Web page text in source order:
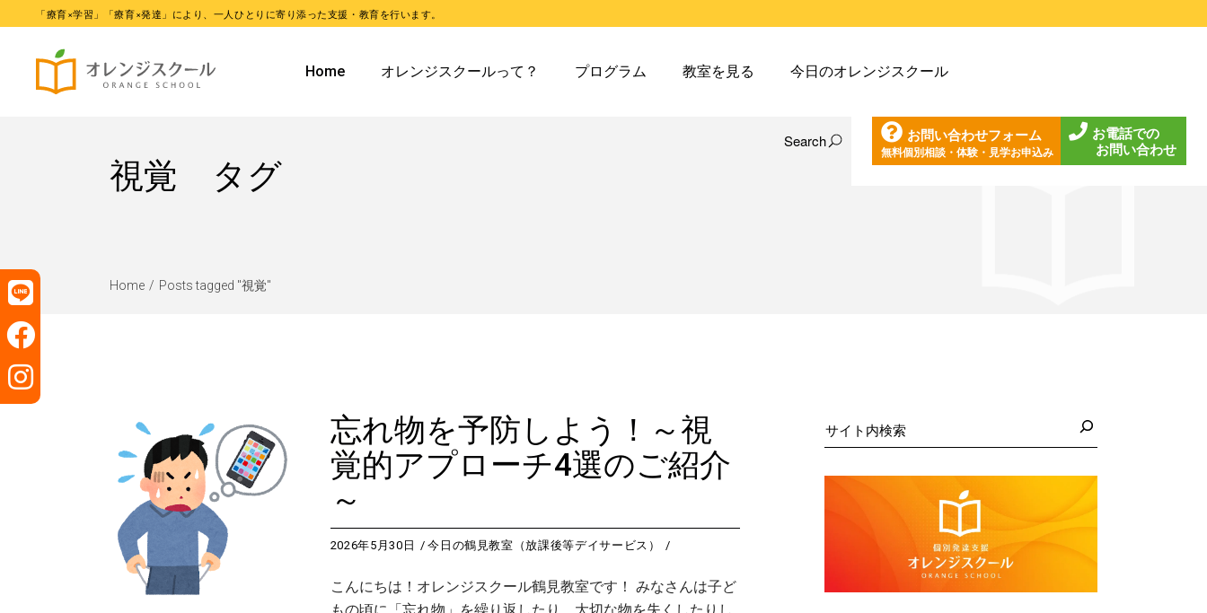
「療育×学習」「療育×発達」により、一人ひとりに寄り添った支援・教育を行います。
Home オレンジスクールって？ プログラム 教室を見る
藤沢第２教室
小岩教室
つくば教室
ピコ溝ノ口教室
今日のオレンジスクール
今日の東戸塚教室
今日の藤沢第２教室
今日のピコ東戸塚教室
Search お問い合わせフォーム
無料個別相談・体験・見学お申込み
お電話での
お問い合わせ
オレンジスクールピコとは
オレンジスクールピコのプログラム
東戸塚第２教室
ピコ東戸塚教室
ピコ溝ノ口教室
今日の東戸塚第２教室
今日の東戸塚第４教室
今日のピコ東戸塚教室
視覚 タグ
Home Posts tagged "視覚"
忘れ物を予防しよう！～視
覚的アプローチ4選のご紹介
～
2026年5月30日 今日の鶴見教室（放課後等デイサービス）
こんにちは！オレンジスクール鶴見教室です！ みなさんは子ど
索